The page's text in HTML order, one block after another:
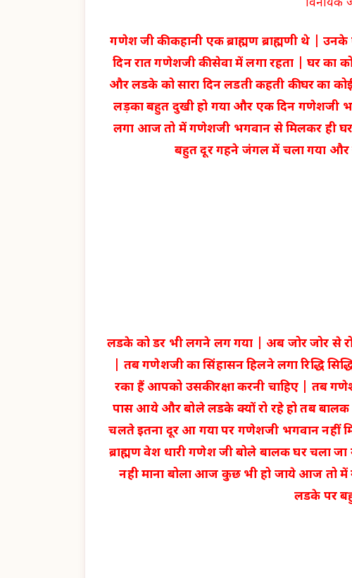
विनायक
गणेश जी की कहानी एक ब्राह्मण ब्राह्मणी थे |
दिन रात गणेशजी की सेवा में लगा रहता | घर का
और लडके को सारा दिन लडती कहती की घर का
लड़का बहुत दुखी हो गया और एक दिन गणेशजी
लगा आज तो में गणेशजी भगवान से मिलकर ही
बहुत दूर गहने जंगल में चला गया और
लडके को डर भी लगने लग गया | अब जोर जोर से
| तब गणेशजी का सिंहासन हिलने लगा रिद्धि
रका हैं आपको उसकी रक्षा करनी चाहिए | तब
पास आये और बोले लडके क्यों रो रहे हो तब
चलते इतना दूर आ गया पर गणेशजी भगवान
ब्राह्मण वेश धारी गणेश जी बोले बालक घर चला
नही माना बोला आज कुछ भी हो जाये आज तो
लडके पर